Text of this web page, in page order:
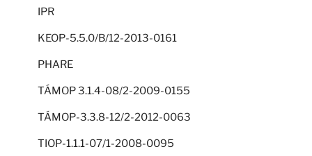
IPR
KEOP-5.5.0/B/12-2013-0161
PHARE
TÁMOP 3.1.4-08/2-2009-0155
TÁMOP-3.3.8-12/2-2012-0063
TIOP-1.1.1-07/1-2008-0095